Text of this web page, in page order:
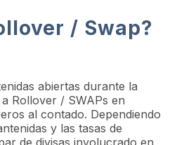
/ Swap?
abiertas durante la
Rollover / SWAPs en
al contado. Dependiendo
y las tasas de
de divisas involucrado en